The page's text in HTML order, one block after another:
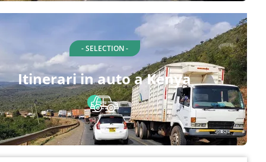
- SELECTION -
Itinerari in auto a Kenya